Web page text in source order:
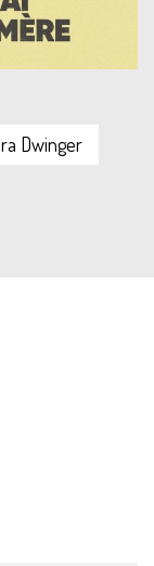
Dwinger